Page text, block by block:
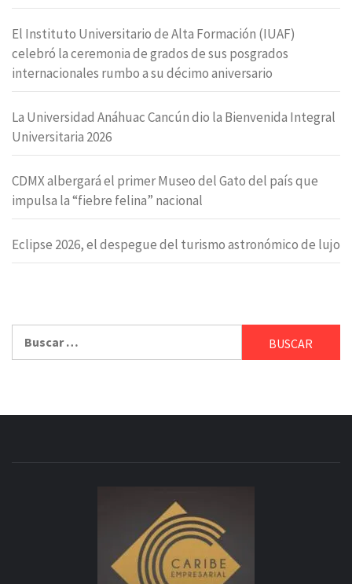
El Instituto Universitario de Alta Formación (IUAF)
celebró la ceremonia de grados de sus posgrados
internacionales rumbo a su décimo aniversario
La Universidad Anáhuac Cancún dio la Bienvenida Integral
Universitaria 2026
CDMX albergará el primer Museo del Gato del país que
impulsa la “fiebre felina” nacional
Eclipse 2026, el despegue del turismo astronómico de lujo